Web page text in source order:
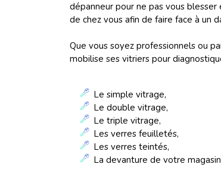
dépanneur pour ne pas vous
de chez vous afin de faire face à un
Que vous soyez professionnels ou
mobilise ses vitriers pour
Le simple vitrage,
Le double vitrage,
Le triple vitrage,
Les verres feuilletés,
Les verres teintés,
La devanture de votre